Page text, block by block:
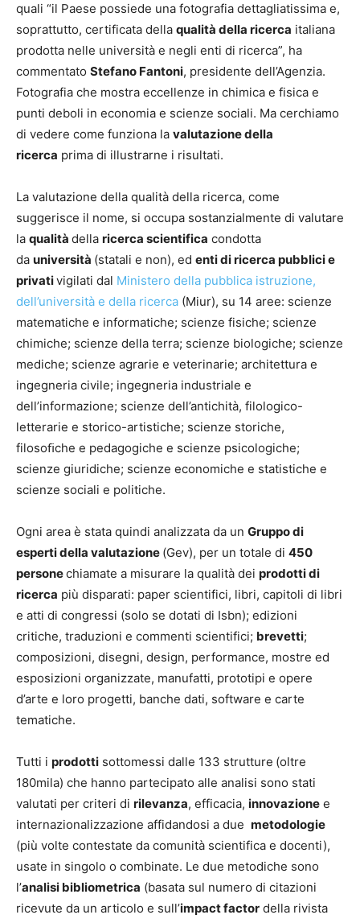
quali “il Paese possiede una fotografia dettagliatissima e,
soprattutto, certificata della qualità della ricerca italiana
prodotta nelle università e negli enti di ricerca”, ha
commentato Stefano Fantoni, presidente dell’Agenzia.
Fotografia che mostra eccellenze in chimica e fisica e
punti deboli in economia e scienze sociali. Ma cerchiamo
di vedere come funziona la valutazione della
ricerca prima di illustrarne i risultati.
La valutazione della qualità della ricerca, come
suggerisce il nome, si occupa sostanzialmente di valutare
la qualità della ricerca scientifica condotta
da università (statali e non), ed enti di ricerca pubblici e
privativigilati dal Ministero della pubblica istruzione,
dell’università e della ricerca (Miur), su 14 aree: scienze
matematiche e informatiche; scienze fisiche; scienze
chimiche; scienze della terra; scienze biologiche; scienze
mediche; scienze agrarie e veterinarie; architettura e
ingegneria civile; ingegneria industriale e
dell’informazione; scienze dell’antichità, filologico-
letterarie e storico-artistiche; scienze storiche,
filosoﬁche e pedagogiche e scienze psicologiche;
scienze giuridiche; scienze economiche e statistiche e
scienze sociali e politiche.
Ogni area è stata quindi analizzata da un Gruppo di
esperti della valutazione (Gev), per un totale di 450
personechiamate a misurare la qualità dei prodotti di
ricerca più disparati: paper scientifici, libri, capitoli di libri
e atti di congressi (solo se dotati di Isbn); edizioni
critiche, traduzioni e commenti scientifici; brevetti;
composizioni, disegni, design, performance, mostre ed
esposizioni organizzate, manufatti, prototipi e opere
d’arte e loro progetti, banche dati, software e carte
tematiche.
Tutti i prodotti sottomessi dalle 133 strutture (oltre
180mila) che hanno partecipato alle analisi sono stati
valutati per criteri di rilevanza, efficacia, innovazione e
internazionalizzazione affidandosi a due metodologie
(più volte contestate da comunità scientifica e docenti),
usate in singolo o combinate. Le due metodiche sono
l’analisi bibliometrica (basata sul numero di citazioni
ricevute da un articolo e sull’impact factor della rivista